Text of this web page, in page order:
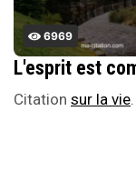
6969
Citation sur la vie.